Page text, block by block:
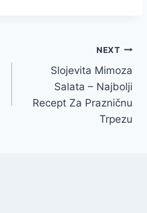
NEXT
Slojevita Mimoza
Salata – Najbolji
Recept Za Prazničnu
Trpezu